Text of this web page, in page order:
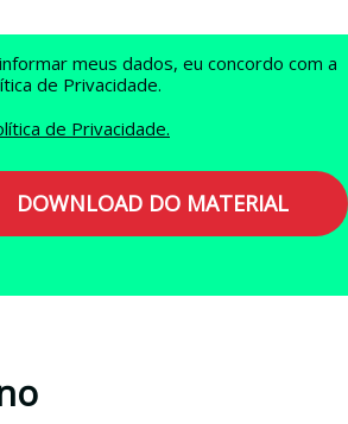
meus dados, eu concordo com a
de Privacidade.
de Privacidade.
DOWNLOAD DO MATERIAL